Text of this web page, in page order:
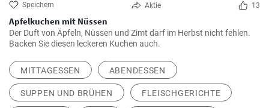
Speichern Aktie 13
Apfelkuchen mit Nüssen
Der Duft von Äpfeln, Nüssen und Zimt darf im Herbst nicht fehlen.
Backen Sie diesen leckeren Kuchen auch.
MITTAGESSEN ABENDESSEN
SUPPEN UND BRÜHEN FLEISCHGERICHTE